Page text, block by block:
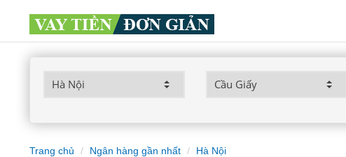
Trang chủ Ngân hàng gần nhất Hà Nội